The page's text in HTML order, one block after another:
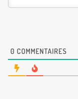
0 COMMENTAIRES